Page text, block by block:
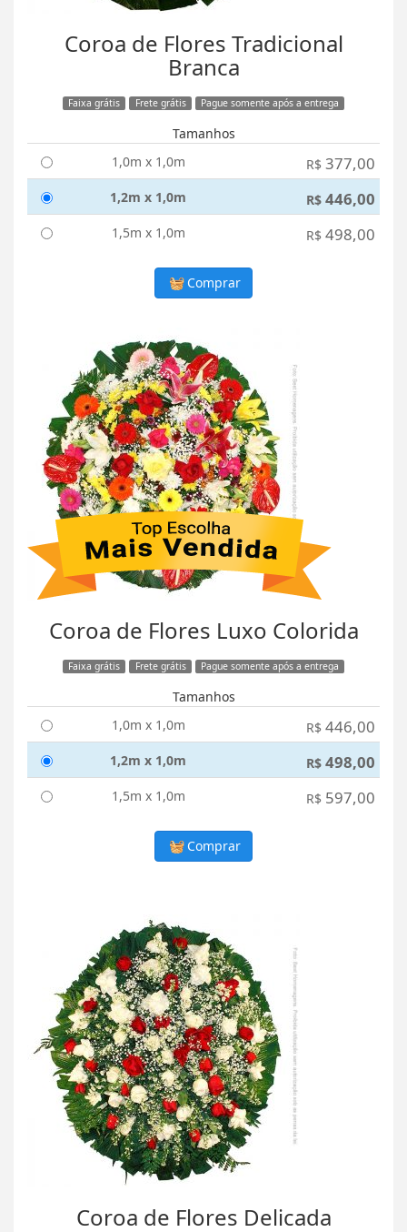
Coroa de Flores Tradicional
Branca
Faixa grátis Frete grátis Pague somente após a entrega
Tamanhos
1,0m x 1,0m
R$ 377,00
1,2m x 1,0m R$ 446,00
1,5m x 1,0m R$ 498,00
Comprar
Coroa de Flores Luxo Colorida
Faixa grátis Frete grátis Pague somente após a entrega
Tamanhos
1,0m x 1,0m
R$ 446,00
1,2m x 1,0m R$ 498,00
1,5m x 1,0m R$ 597,00
Comprar
Coroa de Flores Delicada